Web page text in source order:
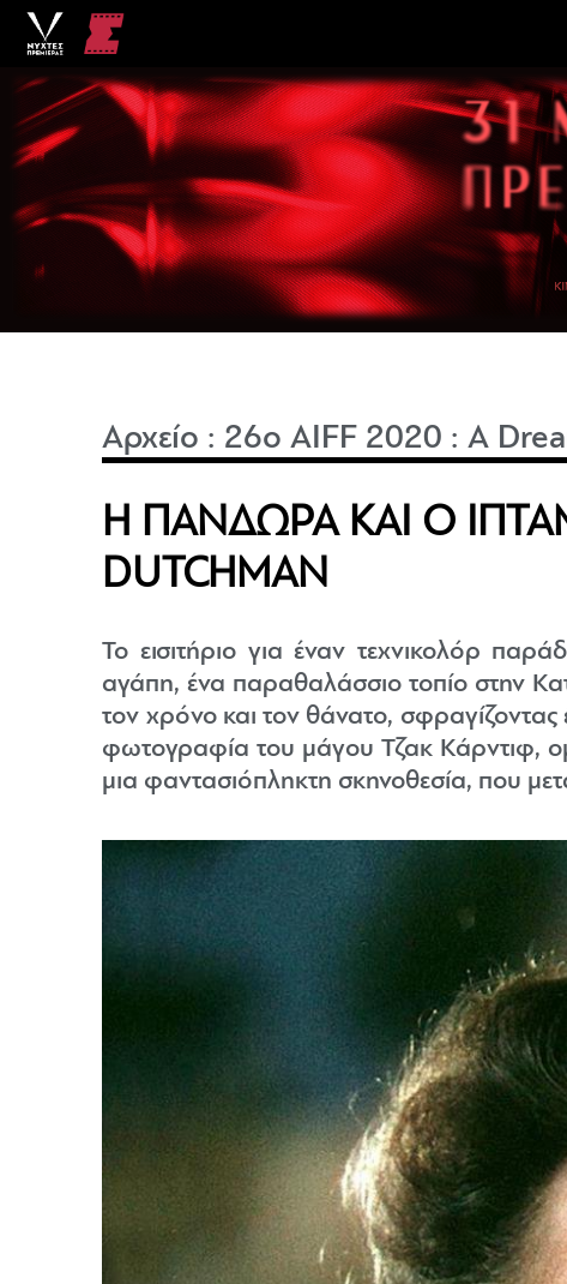
Αρχείο : 26o AIFF 2020 :A
Η ΠΑΝΔΩΡΑ ΚΑΙ Ο
DUTCHMAN
Το εισιτήριο για έναν τεχνικολόρ
αγάπη, ένα παραθαλάσσιο τοπίο στην
τον χρόνο και τον θάνατο,
φωτογραφία του μάγου Τζακ Κάρντιφ,
μια φαντασιόπληκτη σκηνοθεσία, που